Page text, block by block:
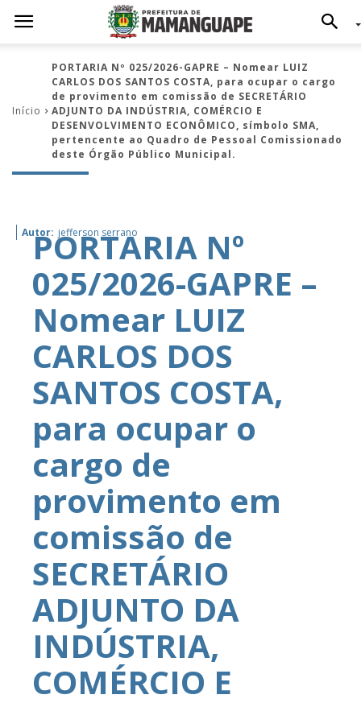
Início
PORTARIA Nº 025/2026-GAPRE – Nomear LUIZ
CARLOS DOS SANTOS COSTA, para ocupar o cargo
de provimento em comissão de SECRETÁRIO
ADJUNTO DA INDÚSTRIA, COMÉRCIO E
DESENVOLVIMENTO ECONÔMICO, símbolo SMA,
pertencente ao Quadro de Pessoal Comissionado
deste Órgão Público Municipal.
Autor: jefferson serrano
PORTARIA Nº
025/2026-GAPRE –
Nomear LUIZ
CARLOS DOS
SANTOS COSTA,
para ocupar o
cargo de
provimento em
comissão de
SECRETÁRIO
ADJUNTO DA
INDÚSTRIA,
COMÉRCIO E